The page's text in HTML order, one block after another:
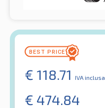
€ 118.71 IVA inclusa
€ 474.84